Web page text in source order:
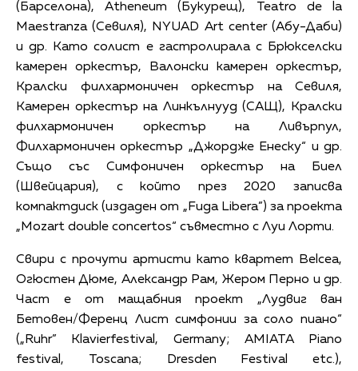
(Барселона), Atheneum (Букурещ), Teatro de la
Maestranza (Севиля), NYUAD Art center (Абу-Даби)
и др. Като солист е гастролирала с Брюкселски
камерен оркестър, Валонски камерен оркестър,
Кралски филхармоничен оркестър на Севиля,
Камерен оркестър на Линкълнууд (САЩ), Кралски
филхармоничен оркестър на Ливърпул,
Филхармоничен оркестър „Джордже Енеску“ и др.
Също със Симфоничен оркестър на Биел
(Швейцария), с който през 2020 записва
компактдиск (издаден от „Fuga Libera”) за проекта
„Mozart double concertos“ съвместно с Луи Лорти.
Свири с прочути артисти като квартет Belcea,
Огюстен Дюме, Александр Рам, Жером Перно и др.
Част е от мащабния проект „Лудвиг ван
Бетовен/Ференц Лист симфонии за соло пиано“
(„Ruhr” Klavierfestival, Germany; AMIATA Piano
festival, Toscana; Dresden Festival etc.),